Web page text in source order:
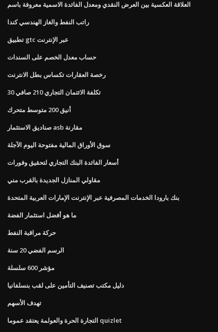
العلاقة العكسية بين العرض النقدي ومعدل الفائدة الاسمية معروفة باسم
راتب النفط والغاز الهندسي كندا
تطبيق gtc عبر الإنترنت
حساب معدل الخصم على السندات
رخصة العقارات تكساس بطل الانترنت
تكلفة الائتمان التجاري 210 صافي 30
أنيق 200 متوسط ​​متحرك
صناديق الاستثمار asb مقارنة
سوق الأوراق المالية مفتوحة اليوم الآجلة
أسعار الفائدة البنك التجاري لتحقيق وفورات
مقاولي المنازل الجديدة بالقرب مني
بنك بارودا الخدمات المصرفية عبر الإنترنت الإمارات العربية المتحدة
ما هو أفضل استثمار الفضة
حركة مراقبة النفط
الرسم الفضي 20 سنة
مؤشر 600 سلسلة
دليل مكتب تصنيف التأمين على لقب بنسلفانيا
تهدف الأسهم
التجارة الحرة والعولمة يعتقد عموما quizlet